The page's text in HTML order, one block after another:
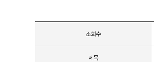
조회수
제목